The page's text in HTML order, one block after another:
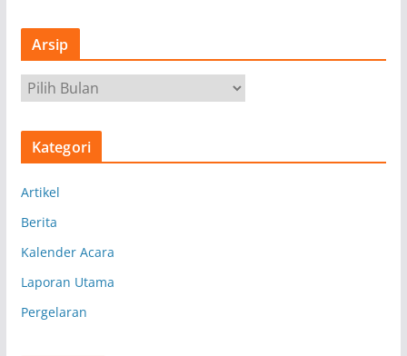
Arsip
r
s
Kategori
Artikel
Berita
Kalender Acara
Laporan Utama
Pergelaran